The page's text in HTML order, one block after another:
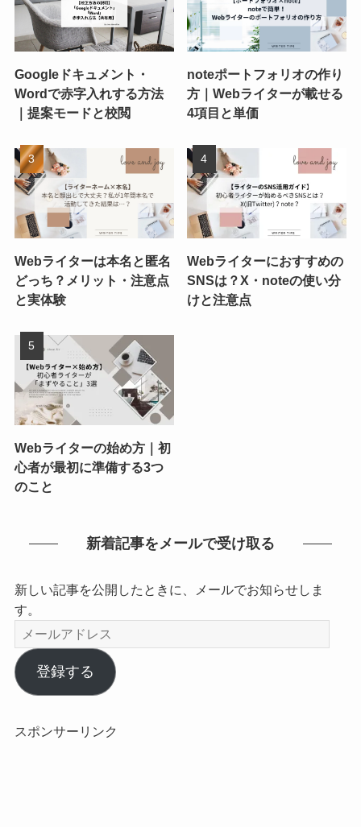
Googleドキュメント・
Wordで赤字入れする方法
｜提案モードと校閲
noteポートフォリオの作り
方｜Webライターが載せる
4項目と単価
Webライターは本名と匿名
どっち？メリット・注意点
と実体験
Webライターにおすすめの
SNSは？X・noteの使い分
けと注意点
Webライターの始め方｜初
心者が最初に準備する3つ
のこと
新着記事をメールで受け取る
新しい記事を公開したときに、メールでお知らせしま
す。
メ
ー
ル
ア
レ
登録する
スポンサーリンク